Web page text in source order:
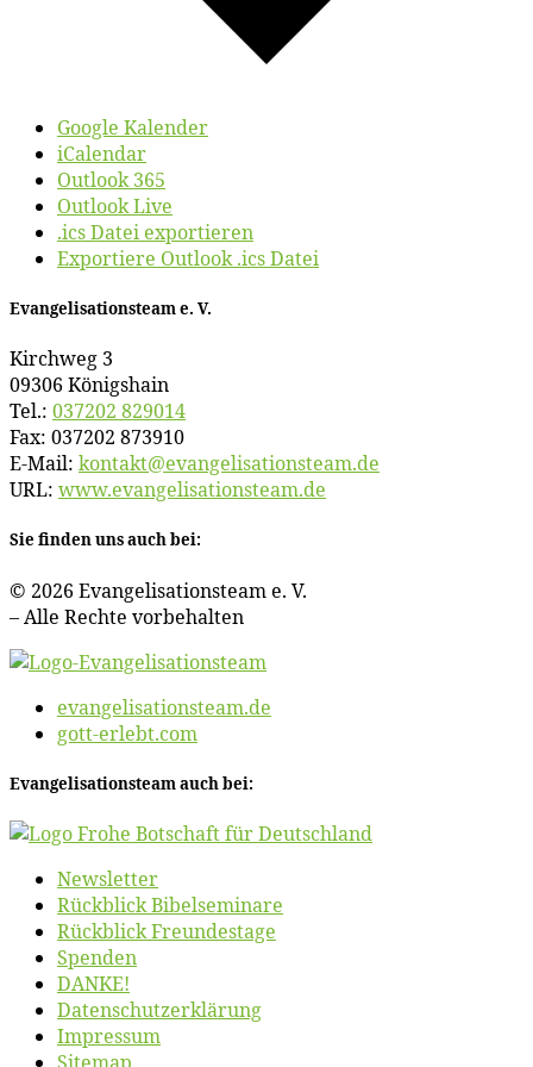
Google Kalender
iCalendar
Outlook 365
Outlook Live
.ics Datei exportieren
Exportiere Outlook .ics Datei
Evan­ge­li­sa­ti­ons­team e. V.
Kirch­weg 3
09306 Königshain
Tel.: 037202 829014
Fax: 037202 873910
E‑Mail: kontakt@​evangelisationsteam.​de
URL: www​.evan​ge​li​sa​ti​ons​team​.de
Sie fin­den uns auch bei:
© 2026 Evan­ge­li­sa­ti­ons­team e. V.
– Al­le Rech­te vorbehalten
evangelisationsteam.de
gott-erlebt.com
Evan­ge­li­sa­ti­ons­team auch bei:
News­let­ter
Rück­blick Bibelseminare
Rück­blick Freundestage
Spen­den
DANKE!
Daten­schutz­er­klä­rung
Im­pres­sum